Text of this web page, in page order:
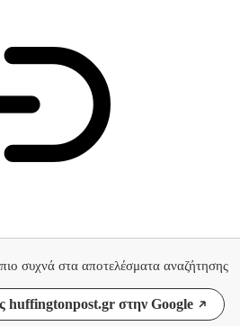
συχνά στα αποτελέσματα αναζήτησης
huffingtonpost.gr στην Google